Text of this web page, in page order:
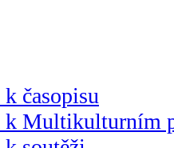
časopisu
k Multikulturním